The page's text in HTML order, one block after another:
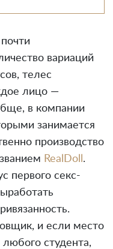
вариаций
телес
лицо —
в компании
занимается
производство
RealDoll .
первого секс-
и если место
студента,